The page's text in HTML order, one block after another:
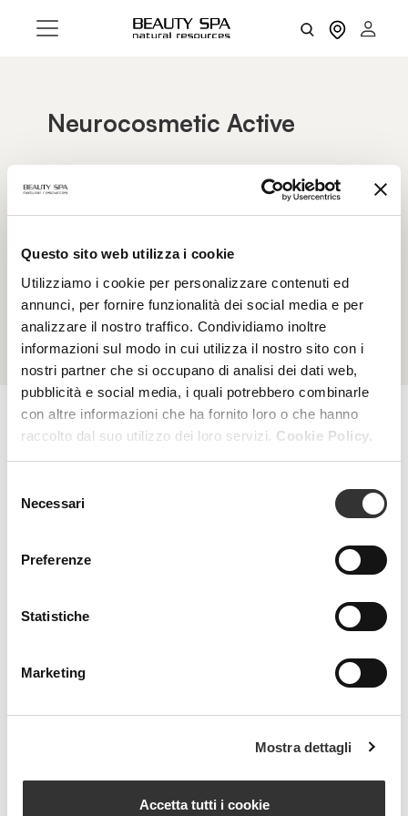
Questo sito web utilizza i cookie
Utilizziamo i cookie per personalizzare contenuti ed
annunci, per fornire funzionalità dei social media e per
analizzare il nostro traffico. Condividiamo inoltre
informazioni sul modo in cui utilizza il nostro sito con i
nostri partner che si occupano di analisi dei dati web,
pubblicità e social media, i quali potrebbero combinarle
con altre informazioni che ha fornito loro o che hanno
raccolto dal suo utilizzo dei loro servizi. Cookie Policy.
delNecessari
Preferenze
Statistiche
Marketing
Mostra dettagli
Accetta tutti i cookie
Neurocosmetic Active
vitality and emotional well-being. Acting on the
skin–brain connection, it promotes a feeling of
skin’s appearance. It strengthens the skin barrier,
aging, improves skin tone uniformity, and
reduces signs of fatigue.
FILTERS RESET FILTERS
Beauty Spa is a brand
Strada della Pace, 29, Mezzani